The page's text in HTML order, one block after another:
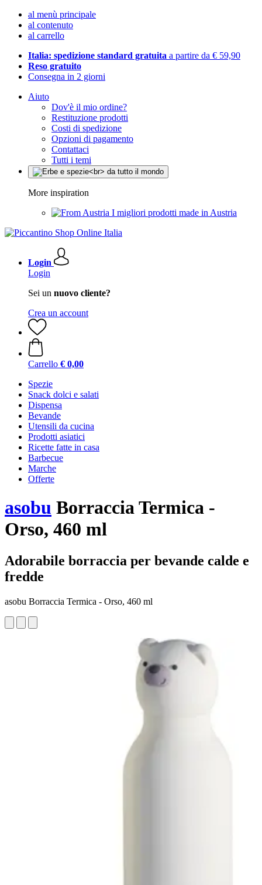
al menù principale
al contenuto
al carrello
Italia: spedizione standard gratuita a partire da € 59,90
Reso gratuito
Consegna in 2 giorni
Aiuto
Dov'è il mio ordine?
Restituzione prodotti
Costi di spedizione
Opzioni di pagamento
Contattaci
Tutti i temi
More inspiration
I migliori prodotti made in Austria
Login
Login
Sei un nuovo cliente?
Crea un account
Carrello € 0,00
Spezie
Snack dolci e salati
Dispensa
Bevande
Utensili da cucina
Prodotti asiatici
Ricette fatte in casa
Barbecue
Marche
Offerte
asobu Borraccia Termica -
Orso, 460 ml
Adorabile borraccia per bevande calde e
fredde
asobu Borraccia Termica - Orso, 460 ml